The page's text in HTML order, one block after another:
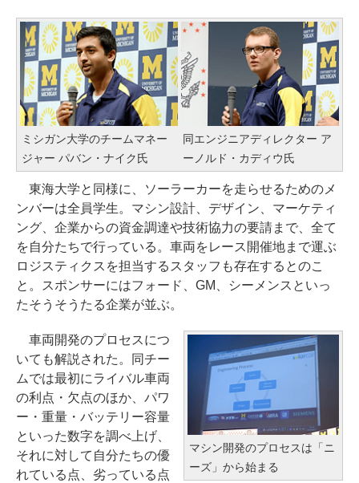
ミシガン大学のチームマネー
ジャー パバン・ナイク氏
同エンジニアディレクター ア
ーノルド・カディウ氏
東海大学と同様に、ソーラーカーを走らせるためのメ
ンバーは全員学生。マシン設計、デザイン、マーケティ
ング、企業からの資金調達や技術協力の要請まで、全て
を自分たちで行っている。車両をレース開催地まで運ぶ
ロジスティクスを担当するスタッフも存在するとのこ
と。スポンサーにはフォード、GM、シーメンスといっ
たそうそうたる企業が並ぶ。
マシン開発のプロセスは「ニ
ーズ」から始まる
車両開発のプロセスにつ
いても解説された。同チー
ムでは最初にライバル車両
の利点・欠点のほか、パワ
ー・重量・バッテリー容量
といった数字を調べ上げ、
それに対して自分たちの優
れている点、劣っている点